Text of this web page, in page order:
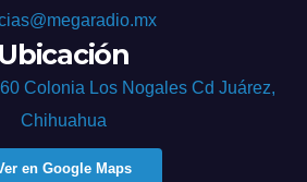
Ubicación
Colonia Los Nogales Cd Juárez,
Chihuahua
en Google Maps